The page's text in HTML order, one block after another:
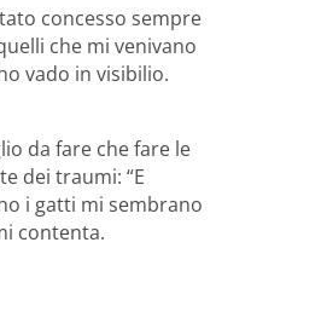
concesso sempre
che mi venivano
vado in visibilio.
da fare che fare le
dei traumi: “E
i gatti mi sembrano
contenta.